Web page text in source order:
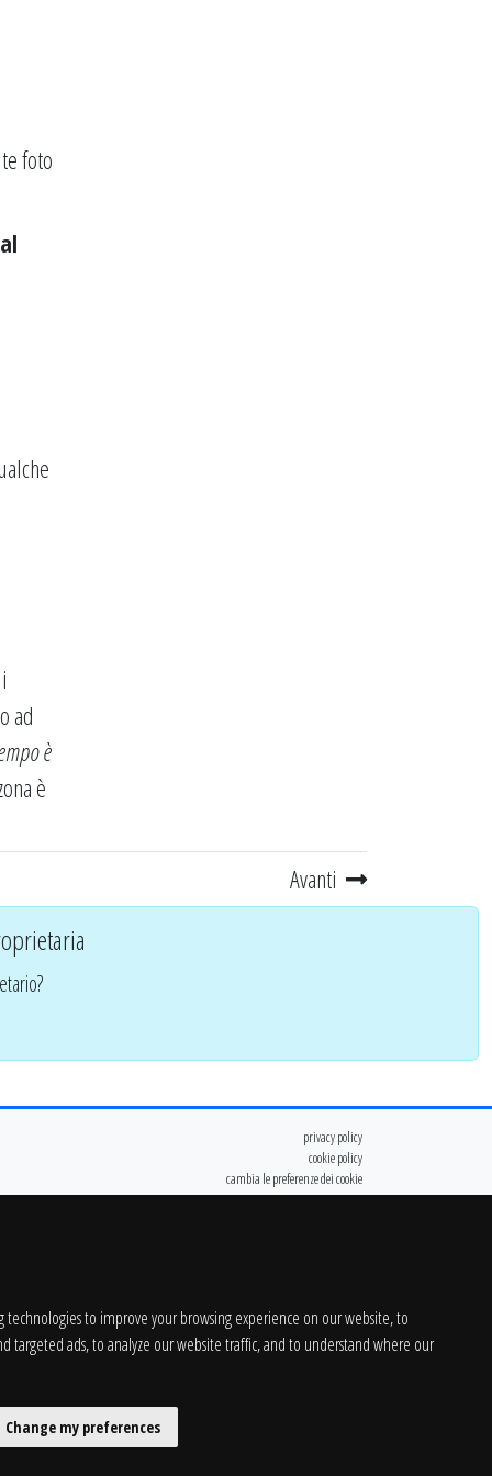
technologies to improve your browsing experience on our website, to
targeted ads, to analyze our website traffic, and to understand where our
Change my preferences
foto
ad
è
è
Avanti
privacy policy
cookie policy
cambia le preferenze dei cookie